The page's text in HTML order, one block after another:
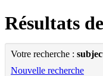
Résultats
Votre recherche :
Nouvelle recherche